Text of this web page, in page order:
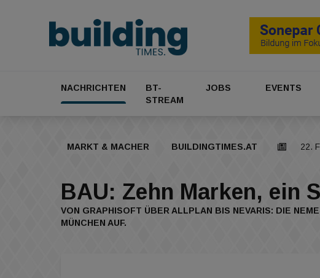
NACHRICHTEN
BT-
STREAM
JOBS EVENTS
MARKT & MACHER BUILDINGTIMES.AT 22.
BAU: Zehn Marken, ein
VON GRAPHISOFT ÜBER ALLPLAN BIS NEVARIS: DIE
MÜNCHEN AUF.